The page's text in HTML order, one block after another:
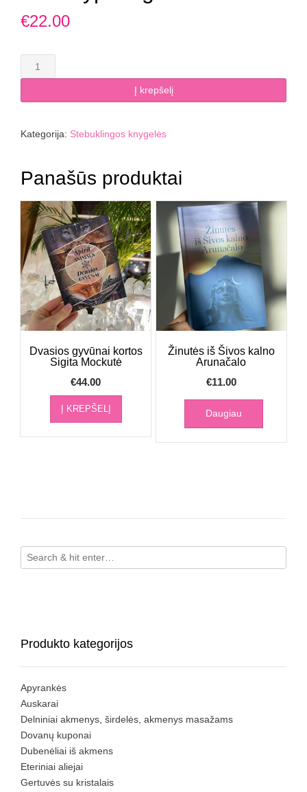
€22.00
produkto
kiekis:
ypatingo
MEILĖ
Į krepšelį
Kategorija: Stebuklingos knygelės
Panašūs produktai
Dvasios gyvūnai kortos
Sigita Mockutė
€44.00
Į KREPŠELĮ
Žinutės iš Šivos kalno
Arunačalo
€11.00
Daugiau
Produkto kategorijos
Apyrankės
Auskarai
Delniniai akmenys, širdelės, akmenys masažams
Dovanų kuponai
Dubenėliai iš akmens
Eteriniai aliejai
Gertuvės su kristalais